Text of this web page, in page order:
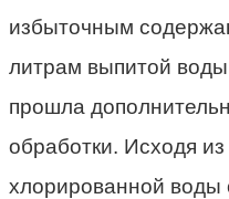
избыточным
литрам выпитой воды
прошла
обработки. Исходя из
хлорированной воды